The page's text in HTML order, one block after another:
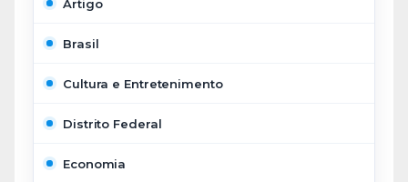
Artigo
Brasil
Cultura e Entretenimento
Distrito Federal
Economia